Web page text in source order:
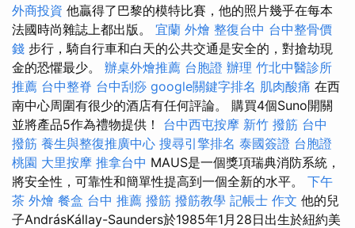
外商投資 他贏得了巴黎的模特比賽，他的照片幾乎在每本
法國時尚雜誌上都出版。 宜蘭 外燴 整復台中 台中整骨價
錢 步行，騎自行車和白天的公共交通是安全的，對搶劫現
金的恐懼最少。 辦桌外燴推薦 台胞證 辦理 竹北中醫診所
推薦 台中整脊 台中刮痧 google關鍵字排名 肌肉酸痛 在西
南中心周圍有很少的酒店有任何評論。 購買4個Suno開關
並將產品5作為禮物提供！ 台中西屯按摩 新竹 撥筋 台中
撥筋 養生與整復推廣中心 搜尋引擎排名 泰國簽證 台胞證
桃園 大里按摩 推拿台中 MAUS是一個獎項瑞典消防系統，
將安全性，可靠性和簡單性提高到一個全新的水平。 下午
茶 外燴 餐盒 台中 推薦 撥筋 撥筋教學 記帳士 作文 他的兒
子AndrásKállay-Saunders於1985年1月28日出生於紐約美